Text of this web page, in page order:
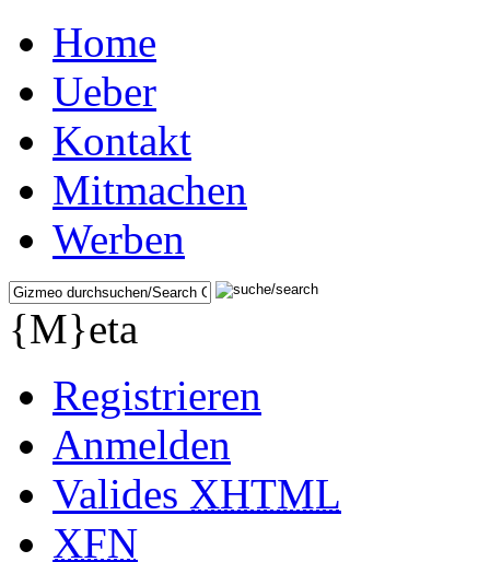
Home
Ueber
Kontakt
Mitmachen
Werben
{M}eta
Registrieren
Anmelden
Valides XHTML
XFN